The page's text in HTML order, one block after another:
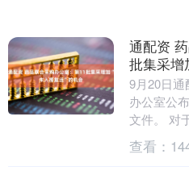
通配资
批集采增
9月20日
办公室公
文件。 对
联合采购
更多企业
查看：